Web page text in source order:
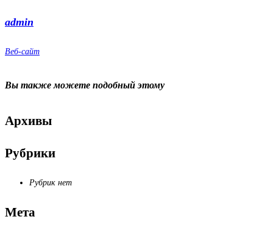
admin
Веб-сайт
Вы также можете подобный этому
Архивы
Рубрики
Рубрик нет
Мета